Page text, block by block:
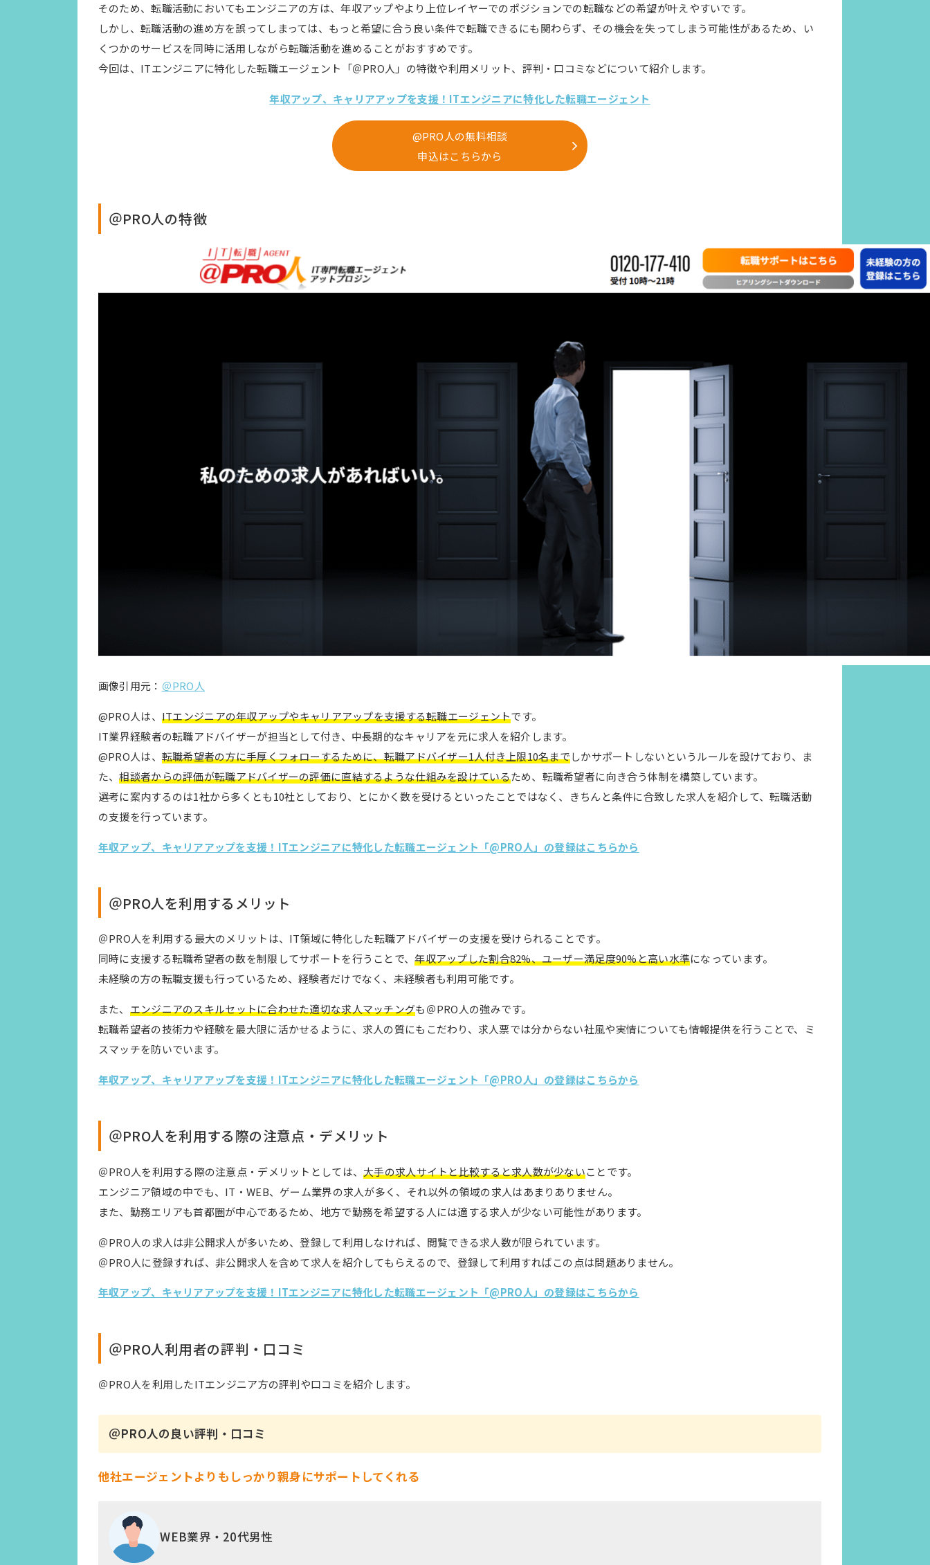
そのため、転職活動においてもエンジニアの方は、年収アップやより上位レイヤーでのポジションでの転職などの希望が叶えやすいです。
しかし、転職活動の進め方を誤ってしまっては、もっと希望に合う良い条件で転職できるにも関わらず、その機会を失ってしまう可能性があるため、い
くつかのサービスを同時に活用しながら転職活動を進めることがおすすめです。
今回は、ITエンジニアに特化した転職エージェント「＠PRO人」の特徴や利用メリット、評判・口コミなどについて紹介します。
年収アップ、キャリアアップを支援！ITエンジニアに特化した転職エージェント
@PRO人の無料相談
申込はこちらから
＠PRO人の特徴
画像引用元： ＠PRO人
@PRO人は、 ITエンジニアの年収アップやキャリアアップを支援する転職エージェントです。
IT業界経験者の転職アドバイザーが担当として付き、中長期的なキャリアを元に求人を紹介します。
@PRO人は、 転職希望者の方に手厚くフォローするために、転職アドバイザー1人付き上限10名までしかサポートしないというルールを設けており、ま
た、相談者からの評価が転職アドバイザーの評価に直結するような仕組みを設けているため、転職希望者に向き合う体制を構築しています。
選考に案内するのは1社から多くとも10社としており、とにかく数を受けるといったことではなく、きちんと条件に合致した求人を紹介して、転職活動
の支援を行っています。
年収アップ、キャリアアップを支援！ITエンジニアに特化した転職エージェント「@PRO人」の登録はこちらから
＠PRO人を利用するメリット
＠PRO人を利用する最大のメリットは、IT領域に特化した転職アドバイザーの支援を受けられることです。
同時に支援する転職希望者の数を制限してサポートを行うことで、年収アップした割合82%、ユーザー満足度90%と高い水準になっています。
未経験の方の転職支援も行っているため、経験者だけでなく、未経験者も利用可能です。
また、 エンジニアのスキルセットに合わせた適切な求人マッチングも＠PRO人の強みです。
転職希望者の技術力や経験を最大限に活かせるように、求人の質にもこだわり、求人票では分からない社風や実情についても情報提供を行うことで、ミ
スマッチを防いでいます。
年収アップ、キャリアアップを支援！ITエンジニアに特化した転職エージェント「@PRO人」の登録はこちらから
＠PRO人を利用する際の注意点・デメリット
＠PRO人を利用する際の注意点・デメリットとしては、大手の求人サイトと比較すると求人数が少ないことです。
エンジニア領域の中でも、IT・WEB、ゲーム業界の求人が多く、それ以外の領域の求人はあまりありません。
また、勤務エリアも首都圏が中心であるため、地方で勤務を希望する人には適する求人が少ない可能性があります。
＠PRO人の求人は非公開求人が多いため、登録して利用しなければ、閲覧できる求人数が限られています。
＠PRO人に登録すれば、非公開求人を含めて求人を紹介してもらえるので、登録して利用すればこの点は問題ありません。
年収アップ、キャリアアップを支援！ITエンジニアに特化した転職エージェント「@PRO人」の登録はこちらから
＠PRO人利用者の評判・口コミ
＠PRO人を利用したITエンジニア方の評判や口コミを紹介します。
＠PRO人の良い評判・口コミ
他社エージェントよりもしっかり親身にサポートしてくれる
WEB業界・20代男性